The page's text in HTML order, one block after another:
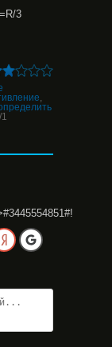
3
,
/1